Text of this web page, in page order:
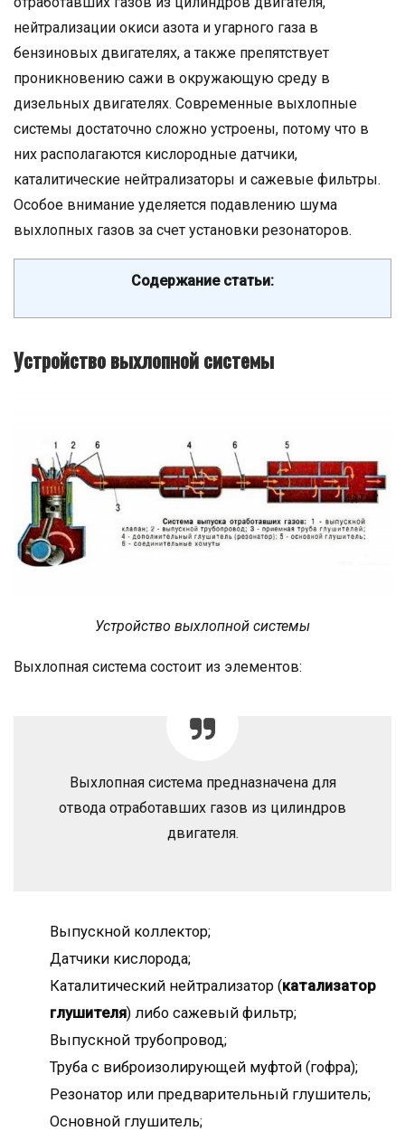
нейтрализации окиси азота и угарного газа в
бензиновых двигателях, а также препятствует
проникновению сажи в окружающую среду в
дизельных двигателях. Современные выхлопные
системы достаточно сложно устроены, потому что в
них располагаются кислородные датчики,
каталитические нейтрализаторы и сажевые фильтры.
Особое внимание уделяется подавлению шума
выхлопных газов за счет установки резонаторов.
Содержание статьи:
Устройство выхлопной системы
Устройство выхлопной системы
Выхлопная система состоит из элементов:
Выхлопная система предназначена для
отвода отработавших газов из цилиндров
двигателя.
Выпускной коллектор;
Датчики кислорода;
Каталитический нейтрализатор (катализатор
глушителя) либо сажевый фильтр;
Выпускной трубопровод;
Труба с виброизолирующей муфтой (гофра);
Резонатор или предварительный глушитель;
Основной глушитель;